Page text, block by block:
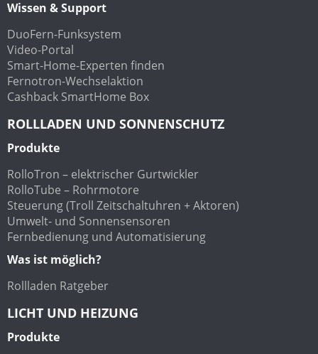
Wissen & Support
DuoFern-Funksystem
Video-Portal
Smart-Home-Experten finden
Fernotron-Wechselaktion
Cashback SmartHome Box
ROLLLADEN UND SONNENSCHUTZ
Produkte
RolloTron – elektrischer Gurtwickler
RolloTube – Rohrmotore
Steuerung (Troll Zeitschaltuhren + Aktoren)
Umwelt- und Sonnensensoren
Fernbedienung und Automatisierung
Was ist möglich?
Rollladen Ratgeber
LICHT UND HEIZUNG
Produkte